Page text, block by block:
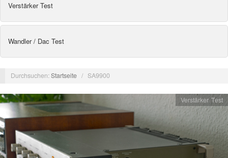
Verstärker Test
Wandler / Dac Test
Durchsuchen:Startseite / SA9900
Verstärker Test